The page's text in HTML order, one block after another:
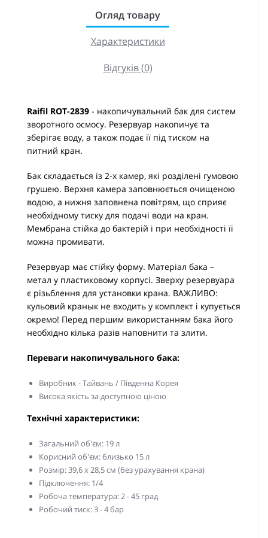
Огляд товару
Характеристики
Відгуків (0)
Raifil ROT-2839 - накопичувальний бак для систем
зворотного осмосу. Резервуар накопичує та
зберігає воду, а також подає її під тиском на
питний кран.
Бак складається із 2-х камер, які розділені гумовою
грушею. Верхня камера заповнюється очищеною
водою, а нижня заповнена повітрям, що сприяє
необхідному тиску для подачі води на кран.
Мембрана стійка до бактерій і при необхідності її
можна промивати.
Резервуар має стійку форму. Матеріал бака –
метал у пластиковому корпусі. Зверху резервуара
є різьблення для установки крана. ВАЖЛИВО:
кульовий кранык не входить у комплект і купується
окремо! Перед першим використанням бака його
необхідно кілька разів наповнити та злити.
Переваги накопичувального бака:
Виробник - Тайвань / Південна Корея
Висока якість за доступною ціною
Технічні характеристики:
Загальний об'єм: 19 л
Корисний об'єм: близько 15 л
Розмір: 39,6 х 28,5 см (без урахування крана)
Підключення: 1/4
Робоча температура: 2 - 45 град
Робочий тиск: 3 - 4 бар